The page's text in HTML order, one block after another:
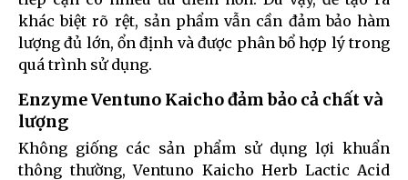
khác biệt rõ rệt, sản phẩm vẫn cần đảm bảo hàm
lượng đủ lớn, ổn định và được phân bổ hợp lý trong
quá trình sử dụng.
Enzyme Ventuno Kaicho đảm bảo cả chất và
lượng
Không giống các sản phẩm sử dụng lợi khuẩn
thông thường, Ventuno Kaicho Herb Lactic Acid